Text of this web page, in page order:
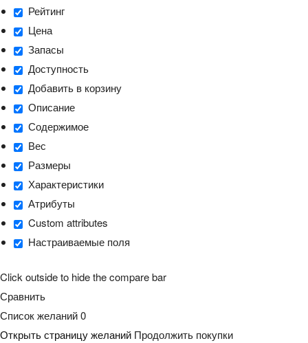
Рейтинг
Цена
Запасы
Доступность
Добавить в корзину
Описание
Содержимое
Вес
Размеры
Характеристики
Атрибуты
Custom attributes
Настраиваемые поля
Click outside to hide the compare bar
Сравнить
Список желаний0
Открыть страницу желаний Продолжить покупки